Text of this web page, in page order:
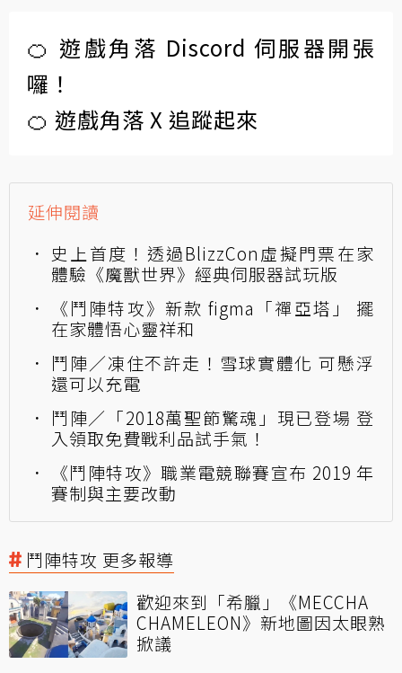
🍊 遊戲角落 Discord 伺服器開張
囉！
🍊 遊戲角落 X 追蹤起來
延伸閱讀
史上首度！透過BlizzCon虛擬門票在家
體驗《魔獸世界》經典伺服器試玩版
《鬥陣特攻》新款 figma「禪亞塔」 擺
在家體悟心靈祥和
鬥陣／凍住不許走！雪球實體化 可懸浮
還可以充電
鬥陣／「2018萬聖節驚魂」現已登場 登
入領取免費戰利品試手氣！
《鬥陣特攻》職業電競聯賽宣布 2019 年
賽制與主要改動
鬥陣特攻 更多報導
歡迎來到「希臘」《MECCHA
CHAMELEON》新地圖因太眼熟
掀議